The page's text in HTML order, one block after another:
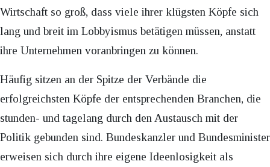
Wirtschaft so groß, dass viele ihrer klügsten Köpfe sich
lang und breit im Lobbyismus betätigen müssen, anstatt
ihre Unternehmen voranbringen zu können.
Häufig sitzen an der Spitze der Verbände die
erfolgreichsten Köpfe der entsprechenden Branchen, die
stunden- und tagelang durch den Austausch mit der
Politik gebunden sind. Bundeskanzler und Bundesminister
erweisen sich durch ihre eigene Ideenlosigkeit als